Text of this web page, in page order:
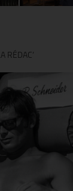
RÉDAC’